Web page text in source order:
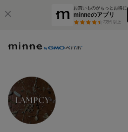
お買いものがもっとお得に
minneのアプリ
3万件以上